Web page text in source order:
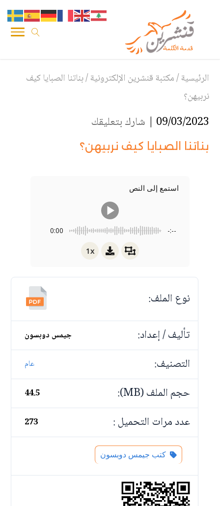
الرئيسية/مكتبة قنشرين الإلكترونية/بناتنا الصبايا كيف
نربيهن؟
09/03/2023 | شارك بتعليقك
بناتنا الصبايا كيف نربيهن؟
استمع إلى النص
0:00 -:--
1x
نوع الملف:
تأليف / إعداد:
جيمس دوبسون
التصنيف: عام
حجم الملف (MB): 44.5
عدد مرات التحميل : 273
كتب جيمس دوبسون